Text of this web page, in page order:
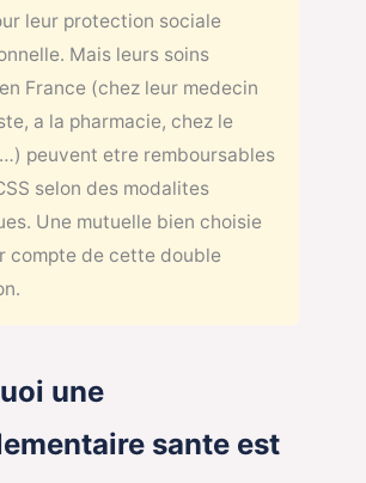
leur protection sociale
Mais leurs soins
France (chez leur medecin
a la pharmacie, chez le
peuvent etre remboursables
selon des modalites
Une mutuelle bien choisie
compte de cette double
une
sante est